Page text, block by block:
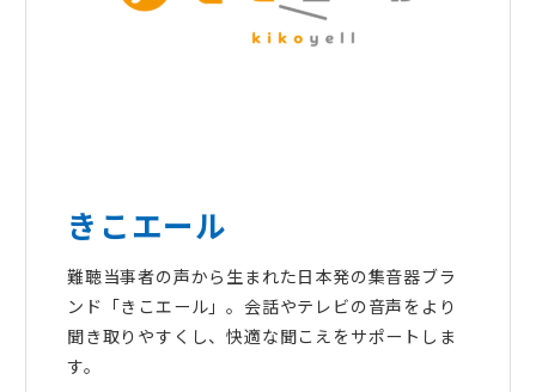
きこエール
難聴当事者の声から生まれた日本発の集音器ブラ
ンド「きこエール」。会話やテレビの音声をより
聞き取りやすくし、快適な聞こえをサポートしま
す。